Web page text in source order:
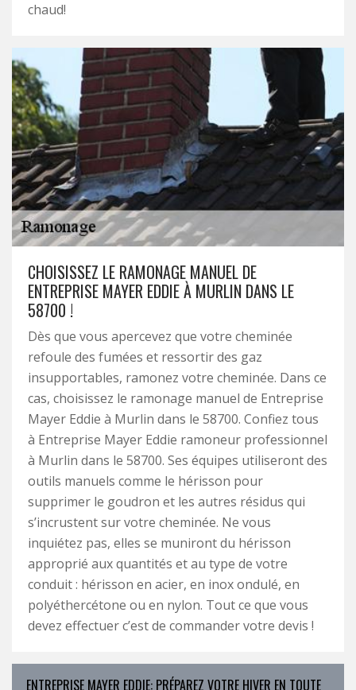
chaud!
CHOISISSEZ LE RAMONAGE MANUEL DE
ENTREPRISE MAYER EDDIE À MURLIN DANS LE
58700 !
Dès que vous apercevez que votre cheminée
refoule des fumées et ressortir des gaz
insupportables, ramonez votre cheminée. Dans ce
cas, choisissez le ramonage manuel de Entreprise
Mayer Eddie à Murlin dans le 58700. Confiez tous
à Entreprise Mayer Eddie ramoneur professionnel
à Murlin dans le 58700. Ses équipes utiliseront des
outils manuels comme le hérisson pour
supprimer le goudron et les autres résidus qui
s’incrustent sur votre cheminée. Ne vous
inquiétez pas, elles se muniront du hérisson
approprié aux quantités et au type de votre
conduit : hérisson en acier, en inox ondulé, en
polyéthercétone ou en nylon. Tout ce que vous
devez effectuer c’est de commander votre devis !
ENTREPRISE MAYER EDDIE: PRÉPAREZ VOTRE HIVER EN TOUTE